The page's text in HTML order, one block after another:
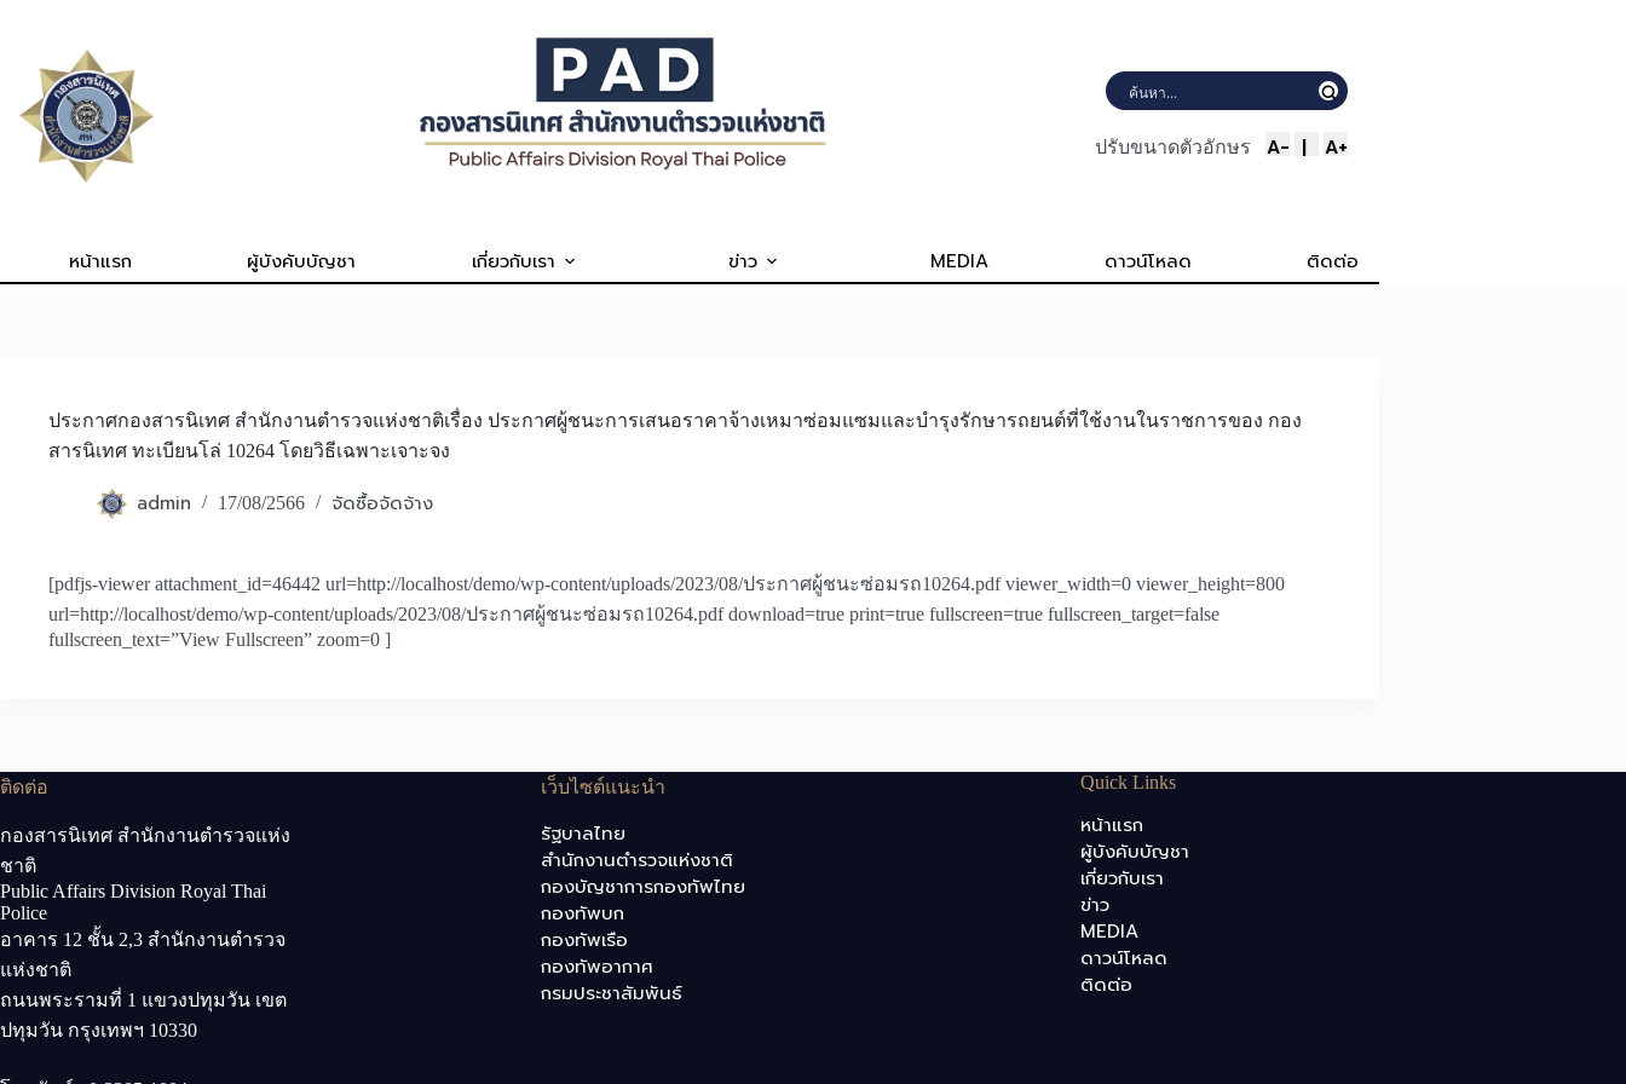
content
ปรับขนาดตัวอักษร A- | A+
หน้าแรก ผู้บังคับบัญชา เกี่ยวกับเรา ข่าว MEDIA ดาวน์โหลด ติดต่อ
ประกาศกองสารนิเทศ สำนักงานตำรวจแห่งชาติเรื่อง ประกาศผู้ชนะการเสนอราคาจ้างเหมาซ่อมแซมและบำรุงรักษารถยนต์ที่ใช้งานในราชการของ กอง
สารนิเทศ ทะเบียนโล่ 10264 โดยวิธีเฉพาะเจาะจง
admin 17/08/2566 จัดซื้อจัดจ้าง
[pdfjs-viewer attachment_id=46442 url=http://localhost/demo/wp-content/uploads/2023/08/ประกาศผู้ชนะซ่อมรถ10264.pdf viewer_width=0 viewer_height=800
url=http://localhost/demo/wp-content/uploads/2023/08/ประกาศผู้ชนะซ่อมรถ10264.pdf download=true print=true fullscreen=true fullscreen_target=false
fullscreen_text=”View Fullscreen” zoom=0 ]
ติดต่อ
กองสารนิเทศ สำนักงานตำรวจแห่ง
ชาติ
Public Affairs Division Royal Thai
Police
อาคาร 12 ชั้น 2,3 สำนักงานตำรวจ
แห่งชาติ
ถนนพระรามที่ 1 แขวงปทุมวัน เขต
ปทุมวัน กรุงเทพฯ 10330
เว็บไซต์แนะนำ
รัฐบาลไทย
สำนักงานตำรวจแห่งชาติ
กองบัญชาการกองทัพไทย
กองทัพบก
กองทัพเรือ
กองทัพอากาศ
กรมประชาสัมพันธ์
Quick Links
หน้าแรก
ผู้บังคับบัญชา
เกี่ยวกับเรา
ข่าว
MEDIA
ดาวน์โหลด
ติดต่อ